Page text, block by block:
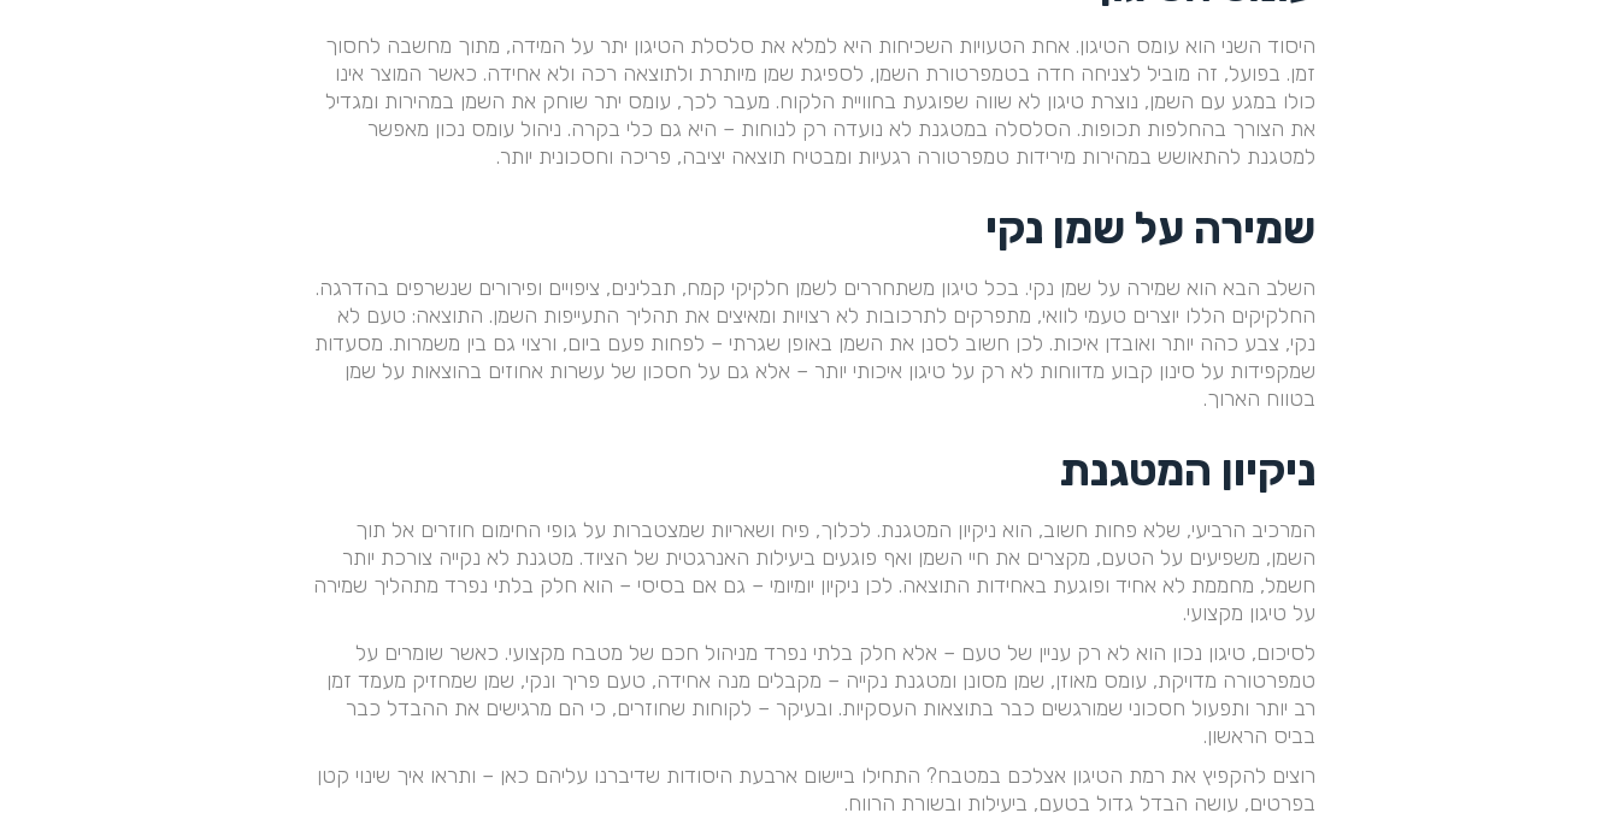
היסוד השני הוא עומס הטיגון. אחת הטעויות השכיחות היא למלא את סלסלת הטיגון יתר על המידה, מתוך מחשבה לחסוך
זמן. בפועל, זה מוביל לצניחה חדה בטמפרטורת השמן, לספיגת שמן מיותרת ולתוצאה רכה ולא אחידה. כאשר המוצר אינו
כולו במגע עם השמן, נוצרת טיגון לא שווה שפוגעת בחוויית הלקוח. מעבר לכך, עומס יתר שוחק את השמן במהירות ומגדיל
את הצורך בהחלפות תכופות. הסלסלה במטגנת לא נועדה רק לנוחות – היא גם כלי בקרה. ניהול עומס נכון מאפשר
למטגנת להתאושש במהירות מירידות טמפרטורה רגעיות ומבטיח תוצאה יציבה, פריכה וחסכונית יותר.
‍שמירה על שמן נקי
השלב הבא הוא שמירה על שמן נקי. בכל טיגון משתחררים לשמן חלקיקי קמח, תבלינים, ציפויים ופירורים שנשרפים בהדרגה.
החלקיקים הללו יוצרים טעמי לוואי, מתפרקים לתרכובות לא רצויות ומאיצים את תהליך התעייפות השמן. התוצאה: טעם לא
נקי, צבע כהה יותר ואובדן איכות. לכן חשוב לסנן את השמן באופן שגרתי – לפחות פעם ביום, ורצוי גם בין משמרות. מסעדות
שמקפידות על סינון קבוע מדווחות לא רק על טיגון איכותי יותר – אלא גם על חסכון של עשרות אחוזים בהוצאות על שמן
בטווח הארוך.
‍ניקיון המטגנת
המרכיב הרביעי, שלא פחות חשוב, הוא ניקיון המטגנת. לכלוך, פיח ושאריות שמצטברות על גופי החימום חוזרים אל תוך
השמן, משפיעים על הטעם, מקצרים את חיי השמן ואף פוגעים ביעילות האנרגטית של הציוד. מטגנת לא נקייה צורכת יותר
חשמל, מחממת לא אחיד ופוגעת באחידות התוצאה. לכן ניקיון יומיומי – גם אם בסיסי – הוא חלק בלתי נפרד מתהליך שמירה
על טיגון מקצועי.
לסיכום, טיגון נכון הוא לא רק עניין של טעם – אלא חלק בלתי נפרד מניהול חכם של מטבח מקצועי. כאשר שומרים על
טמפרטורה מדויקת, עומס מאוזן, שמן מסונן ומטגנת נקייה – מקבלים מנה אחידה, טעם פריך ונקי, שמן שמחזיק מעמד זמן
רב יותר ותפעול חסכוני שמורגשים כבר בתוצאות העסקיות. ובעיקר – לקוחות שחוזרים, כי הם מרגישים את ההבדל כבר
בביס הראשון.
רוצים להקפיץ את רמת הטיגון אצלכם במטבח? התחילו ביישום ארבעת היסודות שדיברנו עליהם כאן – ותראו איך שינוי קטן
בפרטים, עושה הבדל גדול בטעם, ביעילות ובשורת הרווח.